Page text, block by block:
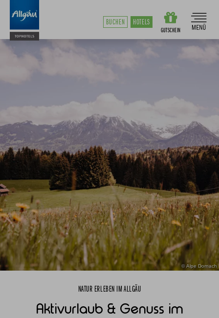
BUCHEN HOTELS
© Alpe Dornach
NATUR ERLEBEN IM ALLGÄU
Aktivurlaub & Genuss im